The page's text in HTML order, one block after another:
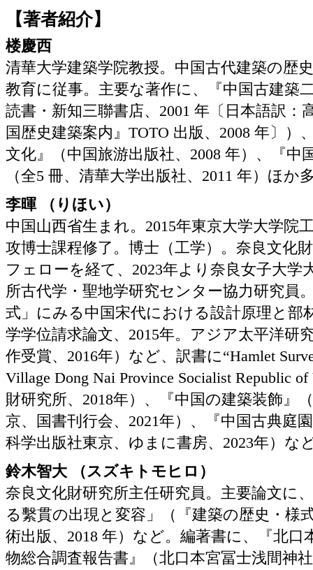
【著者紹介】
楼慶西
清華大学建築学院教授。中国古代建築の歴
教育に従事。主要な著作に、『中国古建築
読書・新知三聯書店、2001 年〔日本語訳：
国歴史建築案内』TOTO 出版、2008 年〕）
文化』（中国旅游出版社、2008 年）、『中
（全5 冊、清華大学出版社、2011 年）ほか
李暉 （りほい）
中国山西省生まれ。2015年東京大学大学院
攻博士課程修了。博士（工学）。奈良文化
フェローを経て、2023年より奈良女子大学
所古代学・聖地学研究センター協力研究員
式」にみる中国宋代における設計原理と部
学学位請求論文、2015年。アジア太平洋研
作受賞、2016年）など、訳書に“Hamlet
Village Dong Nai Province Socialist Republic
財研究所、2018年）、『中国の建築装飾』
京、国書刊行会、2021年）、『中国古典庭
科学出版社東京、ゆまに書房、2023年）な
鈴木智大 （スズキトモヒロ）
奈良文化財研究所主任研究員。主要論文に
る繫貫の出現と変容」（『建築の歴史・様
術出版、2018 年）など。編著書に、『北口
物総合調査報告書』（北口本宮冨士浅間神